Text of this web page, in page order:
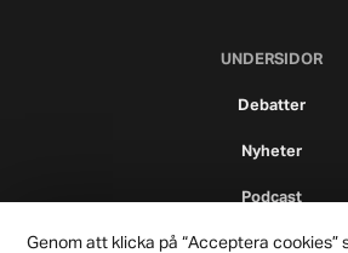
UNDERSIDOR
Debatter
Nyheter
Podcast
Genom att klicka på “Acceptera cookies”